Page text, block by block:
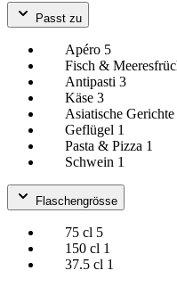
Passt zu
Apéro 5
Fisch &
Antipasti 3
Käse 3
Asiatische Gerichte
Geflügel 1
Pasta & Pizza 1
Schwein 1
Flaschengrösse
75 cl 5
150 cl 1
37.5 cl 1